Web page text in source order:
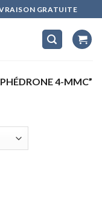
GRATUITE
4-MMC”